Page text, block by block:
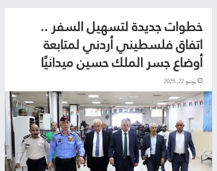
خطوات جديدة لتسهيل السفر ..
اتفاق فلسطيني أردني لمتابعة
أوضاع جسر الملك حسين ميدانيًا
يونيو 22, 2026